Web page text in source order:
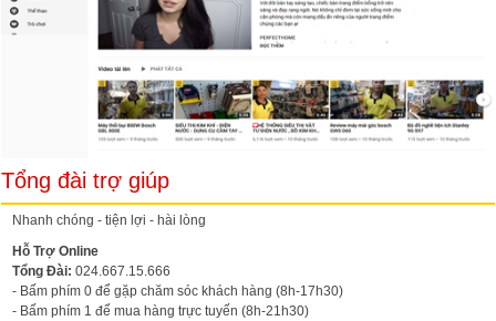
Tổng đài trợ giúp
Nhanh chóng - tiện lợi - hài lòng
Hỗ Trợ Online
Tổng Đài: 024.667.15.666
- Bấm phím 0 để gặp chăm sóc khách hàng (8h-17h30)
- Bấm phím 1 để mua hàng trực tuyến (8h-21h30)